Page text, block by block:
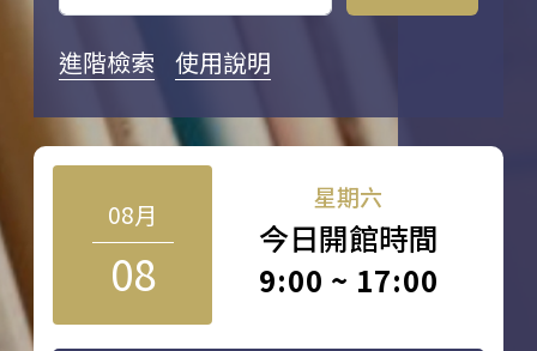
進階檢索 使用說明
08月
08
星期六
今日開館時間
9:00 ~ 17:00